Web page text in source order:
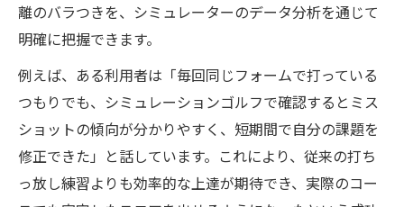
離のバラつきを、シミュレーターのデータ分析を通じて
明確に把握できます。
例えば、ある利用者は「毎回同じフォームで打っている
つもりでも、シミュレーションゴルフで確認するとミス
ショットの傾向が分かりやすく、短期間で自分の課題を
修正できた」と話しています。これにより、従来の打ち
っ放し練習よりも効率的な上達が期待でき、実際のコー